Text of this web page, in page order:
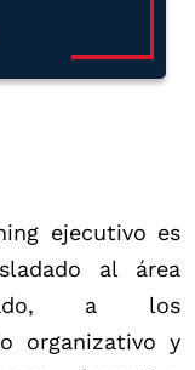
ejecutivo es
al área
a los
organizativo y